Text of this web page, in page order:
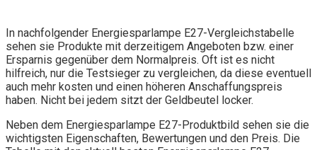
In nachfolgender Energiesparlampe E27-Vergleichstabelle
sehen sie Produkte mit derzeitigem Angeboten bzw. einer
Ersparnis gegenüber dem Normalpreis. Oft ist es nicht
hilfreich, nur die Testsieger zu vergleichen, da diese eventuell
auch mehr kosten und einen höheren Anschaffungspreis
haben. Nicht bei jedem sitzt der Geldbeutel locker.
Neben dem Energiesparlampe E27-Produktbild sehen sie die
wichtigsten Eigenschaften, Bewertungen und den Preis. Die